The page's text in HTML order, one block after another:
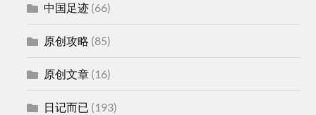
中国足迹 (66)
原创攻略 (85)
原创文章 (16)
日记而已 (193)